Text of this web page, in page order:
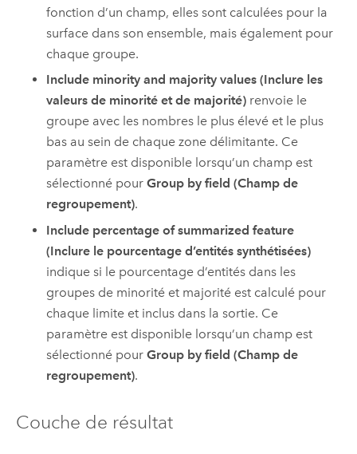
fonction d’un champ, elles sont calculées pour la
surface dans son ensemble, mais également pour
chaque groupe.
Include minority and majority values (Inclure les
valeurs de minorité et de majorité) renvoie le
groupe avec les nombres le plus élevé et le plus
bas au sein de chaque zone délimitante. Ce
paramètre est disponible lorsqu’un champ est
sélectionné pourGroup by field (Champ de
regroupement).
Include percentage of summarized feature
(Inclure le pourcentage d’entités synthétisées)
indique si le pourcentage d’entités dans les
groupes de minorité et majorité est calculé pour
chaque limite et inclus dans la sortie. Ce
paramètre est disponible lorsqu’un champ est
sélectionné pourGroup by field (Champ de
regroupement).
Couche de résultat